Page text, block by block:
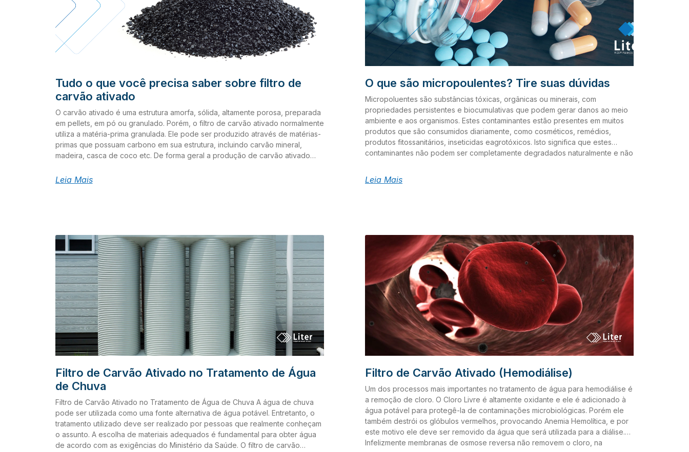
Tudo o que você precisa saber sobre filtro de
carvão ativado
O carvão ativado é uma estrutura amorfa, sólida, altamente porosa, preparada
em pellets, em pó ou granulado. Porém, o filtro de carvão ativado normalmente
utiliza a matéria-prima granulada. Ele pode ser produzido através de matérias-
primas que possuam carbono em sua estrutura, incluindo carvão mineral,
madeira, casca de coco etc. De forma geral a produção de carvão ativado
carbonização: inclui a secagem e em seguida o aquecimento para separar
temperaturas. Este agente remove as substâncias que bloqueavam os poros
do carvão (substâncias criadas durante a carbonização). Aplicações e
materiais do filtro de carvão ativado O carvão ativado granulado (CAG) é
normalmente utilizado para remover matéria orgânica e residual de
desinfetantes no tratamento de água. Ele não só melhora o sabor ou reduz a
presença de materiais perigosos à saúde, mas também
Leia Mais
O que são micropoulentes? Tire suas dúvidas
Micropoluentes são substâncias tóxicas, orgânicas ou minerais, com
propriedades persistentes e biocumulativas que podem gerar danos ao meio
ambiente e aos organismos. Estes contaminantes estão presentes em muitos
produtos que são consumidos diariamente, como cosméticos, remédios,
produtos fitossanitários, inseticidas eagrotóxicos. Isto significa que estes
contaminantes não podem ser completamente degradados naturalmente e não
A emissão contínua de micropoluentes através dos efluentes pode gerar
danos em longo prazo, à medida que estes se tornam mais concentrados no
Normalmente são provenientes de efluentes industriais. A falta de tratamento
adequado nestas atividades pode gerar o acúmulo de algumas substâncias na
natureza, como as listadas abaixo: – Chumbo; – Cadmio; – Mercúrio; – Arsênico;
– Antimônio; – Urânio. 2. Micropoluentes orgânicos Em sua maioria são
provenientes de efluentes municipais, industriais e agrícolas. A falta de
tratamento adequado nestas atividades pode gerar o acúmulo das seguintes
substâncias na natureza: – Pesticidas; – Hidrocarbonetos;
Leia Mais
Filtro de Carvão Ativado no Tratamento de Água
de Chuva
Filtro de Carvão Ativado no Tratamento de Água de Chuva A água de chuva
pode ser utilizada como uma fonte alternativa de água potável. Entretanto, o
tratamento utilizado deve ser realizado por pessoas que realmente conheçam
o assunto. A escolha de materiais adequados é fundamental para obter água
de acordo com as exigências do Ministério da Saúde. O filtro de carvão
Filtro de Carvão Ativado (Hemodiálise)
Um dos processos mais importantes no tratamento de água para hemodiálise é
a remoção de cloro. O Cloro Livre é altamente oxidante e ele é adicionado à
água potável para protegê-la de contaminações microbiológicas. Porém ele
também destrói os glóbulos vermelhos, provocando Anemia Hemolítica, e por
este motivo ele deve ser removido da água que será utilizada para a diálise.
Infelizmente membranas de osmose reversa não removem o cloro, na